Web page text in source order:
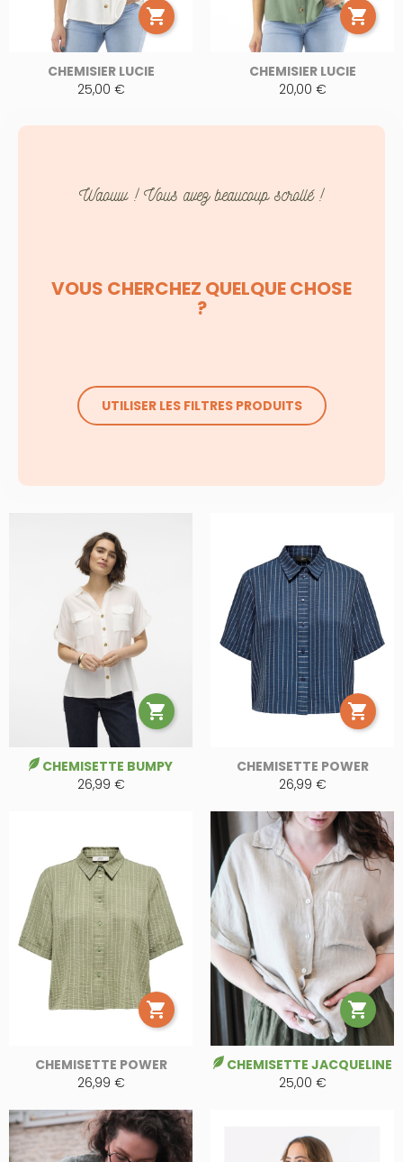

CHEMISIER LUCIE
25,00 €

CHEMISIER LUCIE
20,00 €
Waouw ! Vous avez beaucoup scrollé !
VOUS CHERCHEZ QUELQUE CHOSE
?
UTILISER LES FILTRES PRODUITS

CHEMISETTE BUMPY
26,99 €

CHEMISETTE POWER
26,99 €

CHEMISETTE POWER
26,99 €

CHEMISETTE JACQUELINE
25,00 €